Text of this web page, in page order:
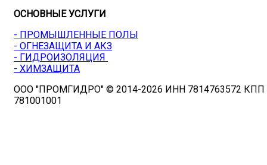
ОСНОВНЫЕ УСЛУГИ
- ПРОМЫШЛЕННЫЕ ПОЛЫ
- ОГНЕЗАЩИТА И АКЗ
- ГИДРОИЗОЛЯЦИЯ
- ХИМЗАЩИТА
ООО "ПРОМГИДРО" © 2014-2026 ИНН 7814763572 КПП
781001001